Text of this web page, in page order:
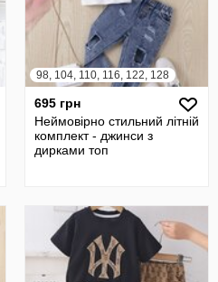
98, 104, 110, 116, 122, 128
695 грн
Неймовірно стильний літній
комплект - джинси з
дирками топ